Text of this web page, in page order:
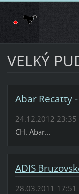
VELKÝ
Abar Recatty
24.12.2012 23:35
CH. Abar...
ADIS
28.03.2011 17:51